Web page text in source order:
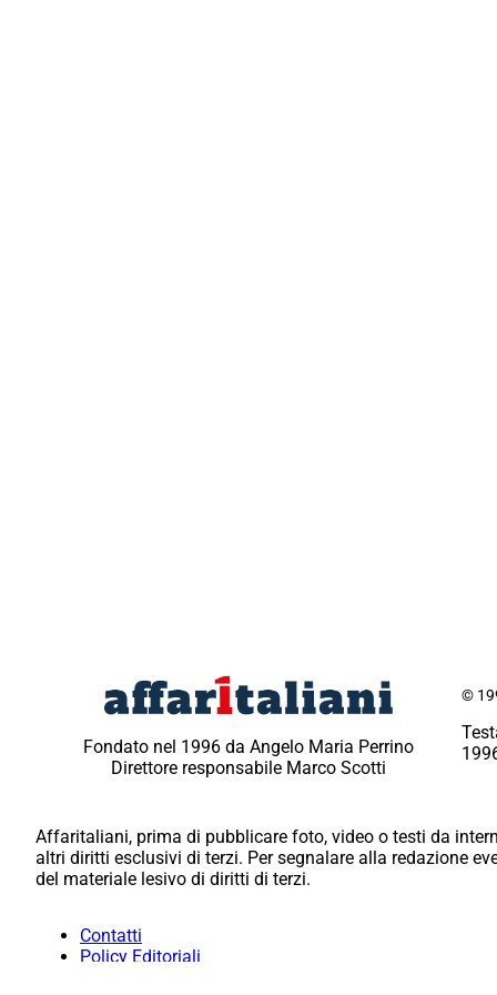
Fondato nel 1996 da Angelo Maria Perrino
Direttore responsabile Marco Scotti
©
Affaritaliani, prima di pubblicare foto, video o testi da
altri diritti esclusivi di terzi. Per segnalare alla redazione
del materiale lesivo di diritti di terzi.
Contatti
Policy Editoriali